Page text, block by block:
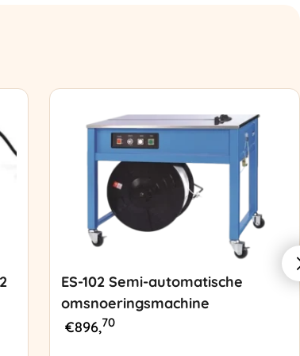
ES-102 Semi-automatische
omsnoeringsmachine
€896,70